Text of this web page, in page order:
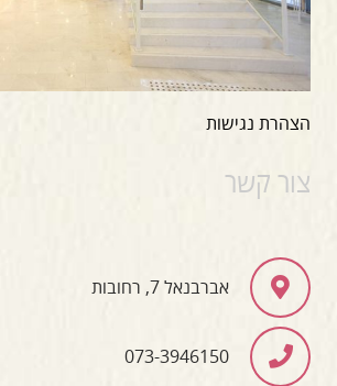
הצהרת נגישות
צור קשר
אברבנאל 7, רחובות
073-3946150